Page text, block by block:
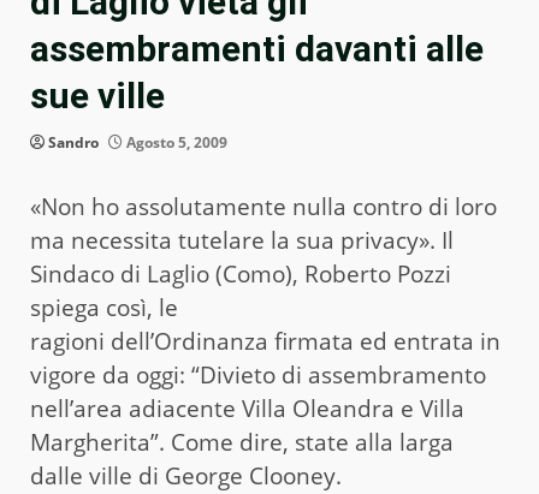
assembramenti davanti alle
sue ville
Sandro Agosto 5, 2009
«Non ho assolutamente nulla contro di loro
ma necessita tutelare la sua privacy». Il
Sindaco di Laglio (Como), Roberto Pozzi
spiega così, le
ragioni dell’Ordinanza firmata ed entrata in
vigore da oggi: “Divieto di assembramento
nell’area adiacente Villa Oleandra e Villa
Margherita”. Come dire, state alla larga
dalle ville di George Clooney.